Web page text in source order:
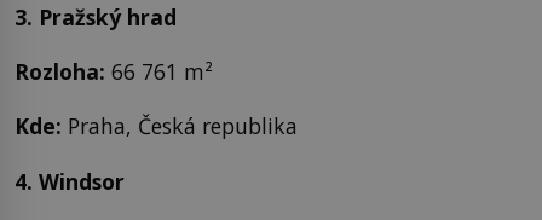
3. Pražský hrad
Rozloha: 66 761 m²
Kde: Praha, Česká republika
4. Windsor